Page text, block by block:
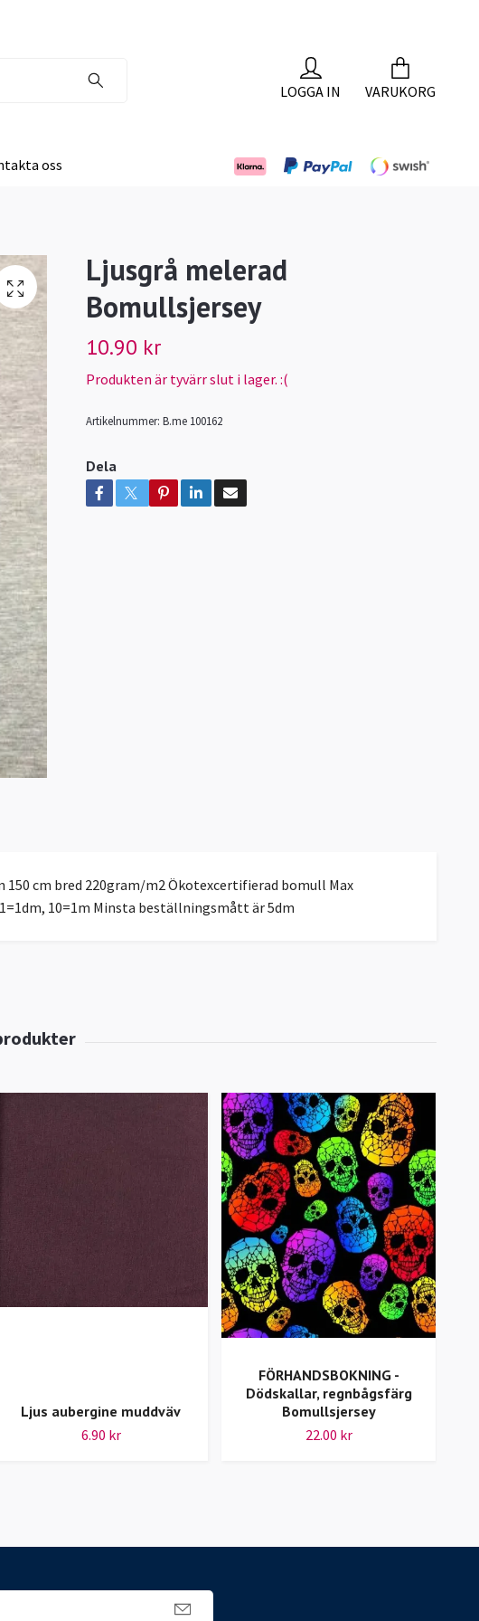
LOGGA IN VARUKORG
oss
Ljusgrå melerad
Bomullsjersey
10.90 kr
Produkten är tyvärr slut i lager. :(
Artikelnummer: B.me 100162
Dela
cm bred 220gram/m2 Ökotexcertifierad bomull Max
10=1m Minsta beställningsmått är 5dm
Ljus aubergine muddväv
6.90 kr
FÖRHANDSBOKNING -
Dödskallar, regnbågsfärg
Bomullsjersey
22.00 kr